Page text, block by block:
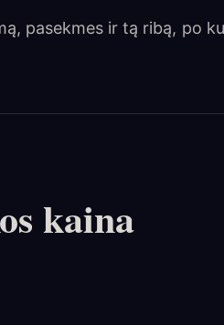
pasekmes ir tą ribą, po
kaina